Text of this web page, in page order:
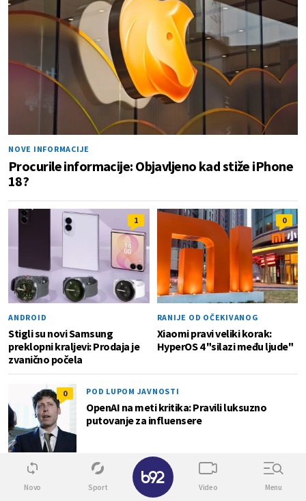
NOVE INFORMACIJE
Procurile informacije: Objavljeno kad stiže iPhone
18?
1
ANDROID
Stigli su novi Samsung
preklopni kraljevi: Prodaja je
zvanično počela
0
RANIJE OD OČEKIVANOG
Xiaomi pravi veliki korak:
HyperOS 4 "silazi među ljude"
0 POD LUPOM JAVNOSTI
OpenAI na meti kritika: Pravili luksuzno
putovanje za influensere
JOŠ JEDAN SLUČAJ
Metin AI model hakovao sistem druge
Novo Sport Video Menu
✕